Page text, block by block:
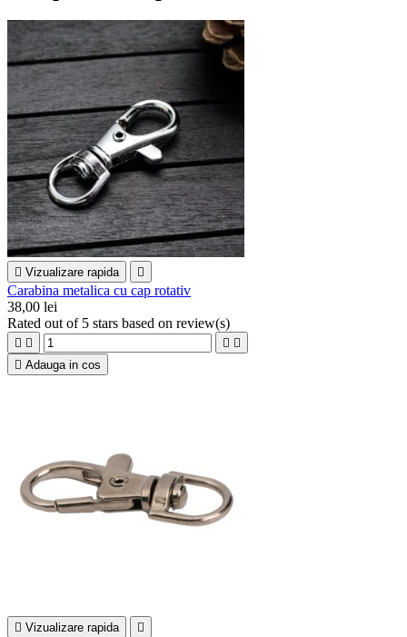
 Vizualizare rapida 
Carabina metalica cu cap rotativ
38,00 lei
Rated out of 5 stars based on review(s)
   
 Adauga in cos
 Vizualizare rapida 